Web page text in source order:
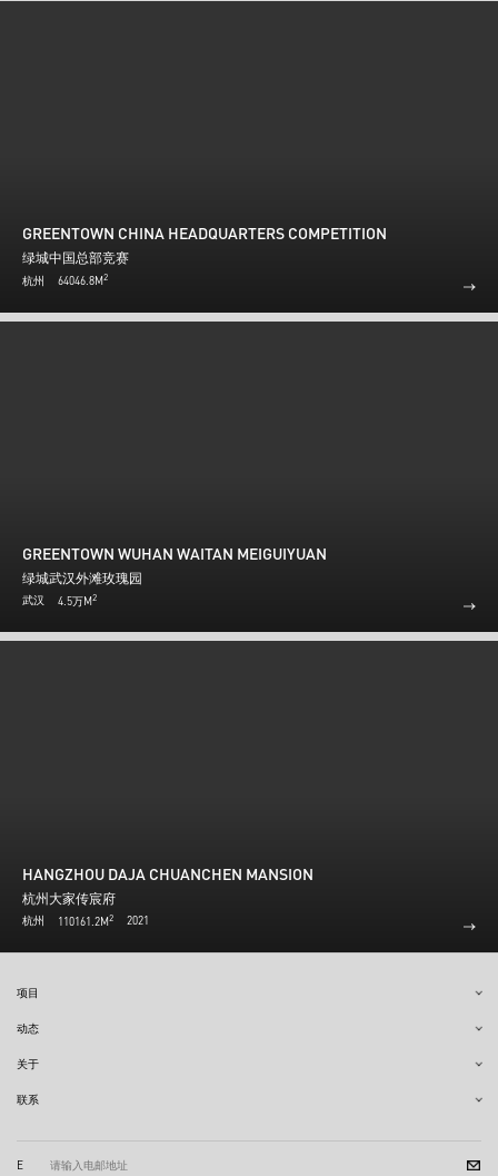
GREENTOWN CHINA HEADQUARTERS COMPETITION
绿城中国总部竞赛
杭州 64046.8M2
GREENTOWN WUHAN WAITAN MEIGUIYUAN
绿城武汉外滩玫瑰园
武汉 4.5万M2
HANGZHOU DAJA CHUANCHEN MANSION
杭州大家传宸府
杭州 110161.2M2 2021
项目
动态
关于
联系
E